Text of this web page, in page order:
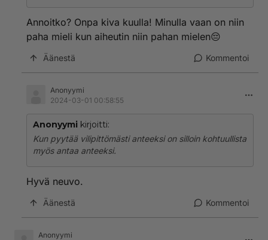
Annoitko? Onpa kiva kuulla! Minulla vaan on niin
paha mieli kun aiheutin niin pahan mielen😔
Äänestä Kommentoi
Anonyymi
2024-03-01 00:58:55
Anonyymi kirjoitti:
Kun pyytää vilipittömästi anteeksi on silloin kohtuullista
myös antaa anteeksi.
Hyvä neuvo.
Äänestä Kommentoi
Anonyymi